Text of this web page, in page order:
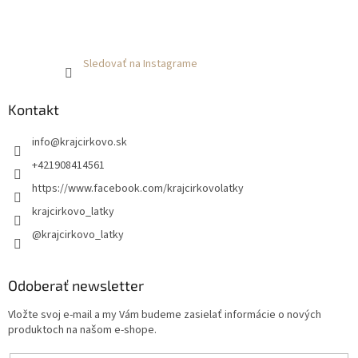
Sledovať na Instagrame
Kontakt
info@krajcirkovo.sk
+421908414561
https://www.facebook.com/krajcirkovolatky
krajcirkovo_latky
@krajcirkovo_latky
Odoberať newsletter
Vložte svoj e-mail a my Vám budeme zasielať informácie o nových
produktoch na našom e-shope.